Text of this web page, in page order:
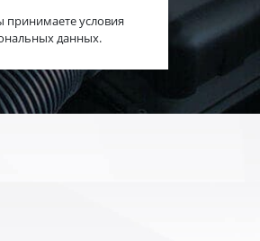
принимаете условия
данных.